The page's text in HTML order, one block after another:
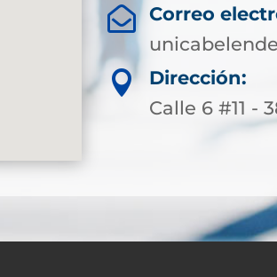

Correo

Dirección:
Calle 6 #11 -